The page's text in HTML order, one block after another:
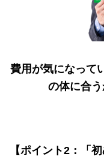
費用が気になって
の体に合う
【ポイント2：「